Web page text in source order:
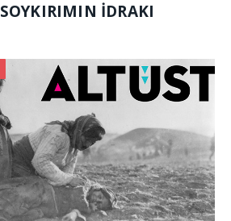
SOYKIRIMIN İDRAKI